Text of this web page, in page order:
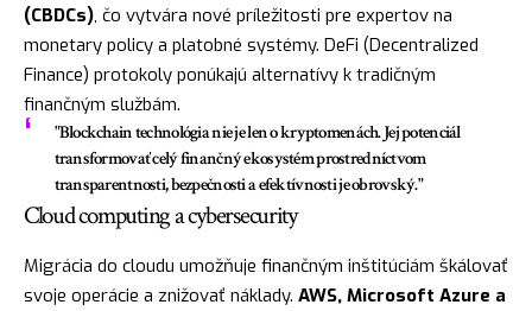
(CBDCs), čo vytvára nové príležitosti pre expertov na
monetary policy a platobné systémy. DeFi (Decentralized
Finance) protokoly ponúkajú alternatívy k tradičným
finančným službám.
"Blockchain technológia nie je len o kryptomenách. Jej potenciál
transformovať celý finančný ekosystém prostredníctvom
transparentnosti, bezpečnosti a efektívnosti je obrovský."
Cloud computing a cybersecurity
Migrácia do cloudu umožňuje finančným inštitúciám škálovať
svoje operácie a znižovať náklady. AWS, Microsoft Azure a